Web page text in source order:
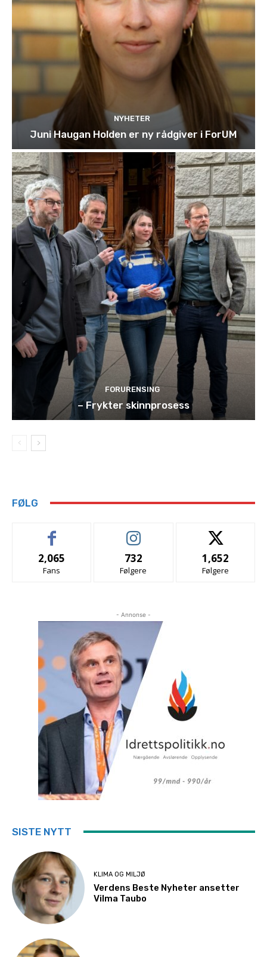
NYHETER
Juni Haugan Holden er ny rådgiver i ForUM
FORURENSING
– Frykter skinnprosess
FØLG
2,065
Fans
732
Følgere
1,652
Følgere
- Annonse -
SISTE NYTT
KLIMA OG MILJØ
Verdens Beste Nyheter ansetter
Vilma Taubo